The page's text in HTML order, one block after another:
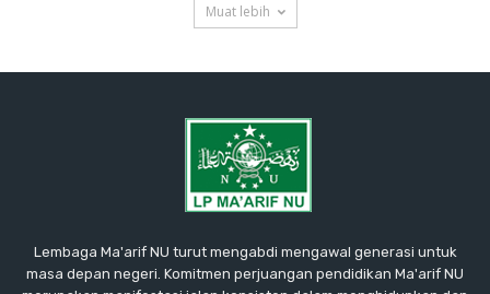
Muat lebih
Lembaga Ma'arif NU turut mengabdi mengawal generasi untuk
masa depan negeri. Komitmen perjuangan pendidikan Ma'arif NU